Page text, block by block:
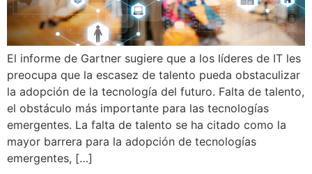
El informe de Gartner sugiere que a los líderes de IT les
preocupa que la escasez de talento pueda obstaculizar
la adopción de la tecnología del futuro. Falta de talento,
el obstáculo más importante para las tecnologías
emergentes. La falta de talento se ha citado como la
mayor barrera para la adopción de tecnologías
emergentes, […]